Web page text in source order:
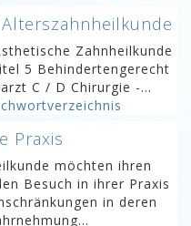
Zahnheilkunde
5 Behindertengerecht
C / D Chirurgie -...
Praxis
möchten ihren
Besuch in ihrer Praxis
in deren